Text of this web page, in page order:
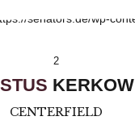
2
KERKOW
CENTERFIELD